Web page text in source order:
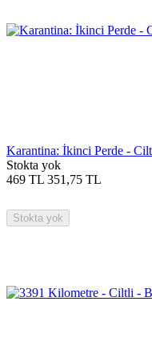
Karantina: İkinci Perde -
Stokta yok
469 TL 351,75 TL
Stokta yok